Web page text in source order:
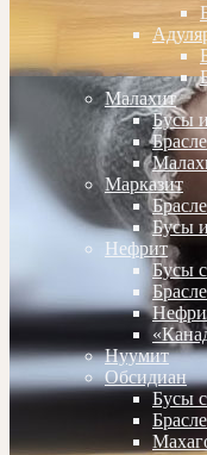
Малахит
Бусы
Марказит
Бусы
Нефрит
Бусы
Нуумит
Обсидиан
Бусы